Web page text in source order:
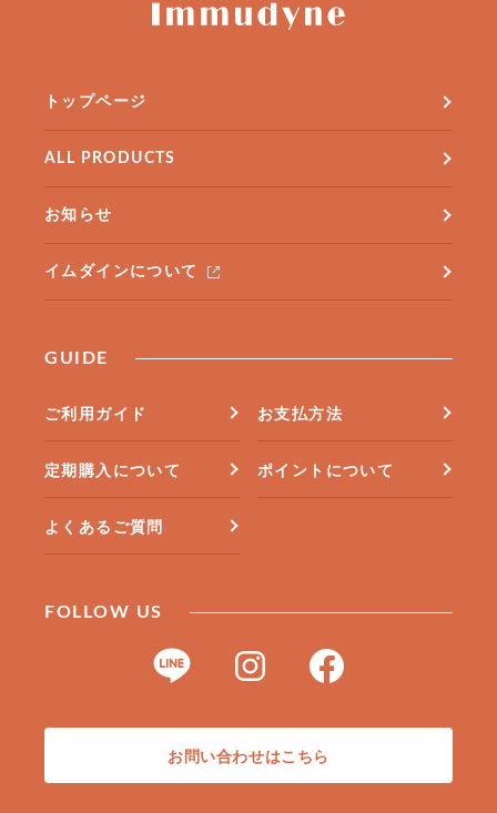
トップページ
ALL PRODUCTS
お知らせ
イムダインについて
GUIDE
ご利用ガイド お支払方法
定期購入について ポイントについて
よくあるご質問
FOLLOW US
お問い合わせはこちら